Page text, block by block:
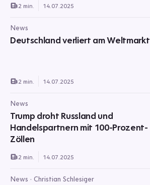
2 min. 14.07.2025
News
Deutschland verliert am Weltmarkt
2 min. 14.07.2025
News
Trump droht Russland und
Handelspartnern mit 100-Prozent-
Zöllen
2 min. 14.07.2025
News · Christian Schlesiger